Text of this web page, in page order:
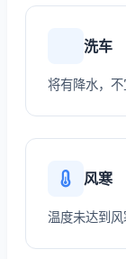
洗车
将有降水，不
风寒
温度未达到风